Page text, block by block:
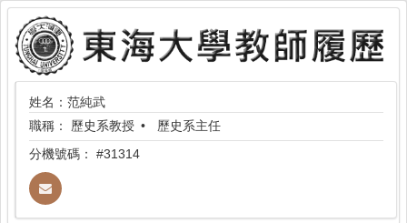
姓名：范純武
職稱： 歷史系教授
歷史系主任
分機號碼： #31314